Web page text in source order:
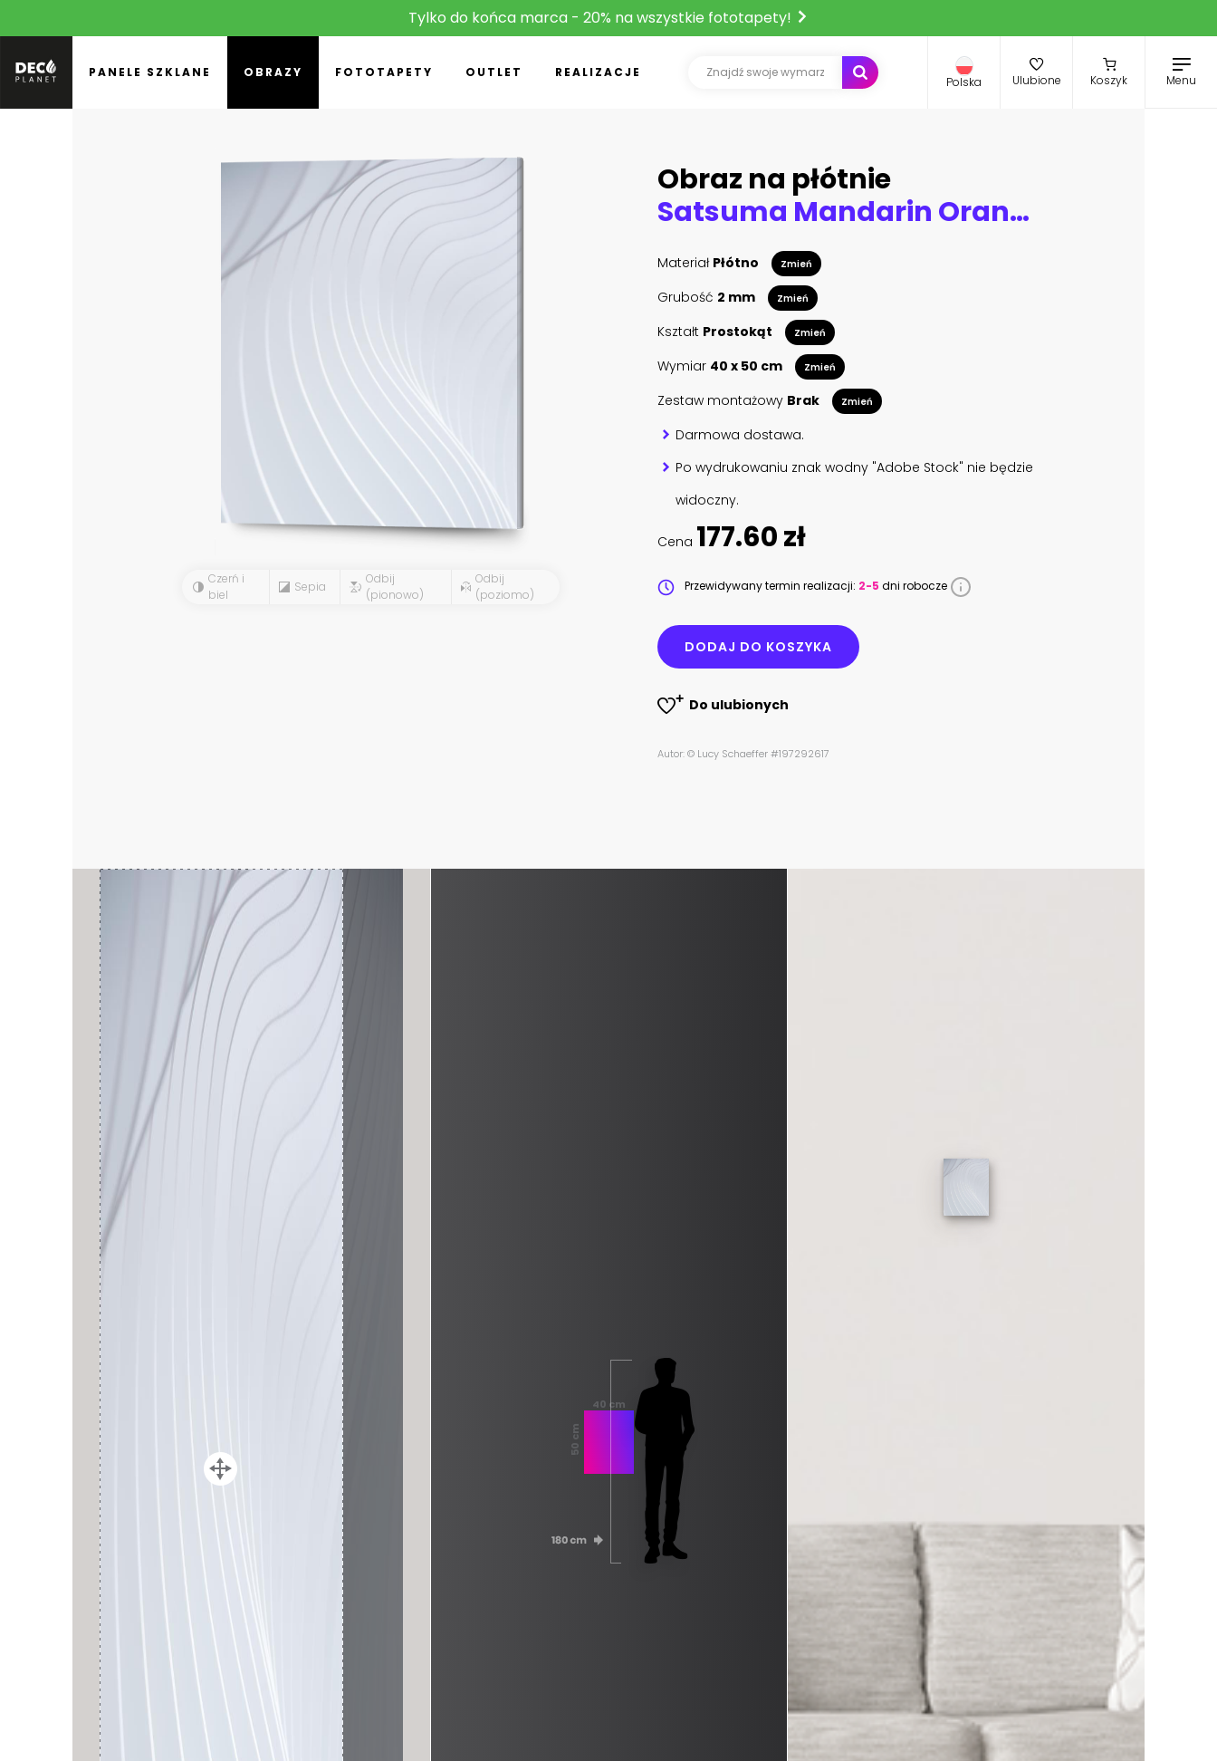
Tylko do końca marca - 20% na wszystkie fototapety!
PANELE SZKLANE OBRAZY FOTOTAPETY OUTLET REALIZACJE
Polska Ulubione Koszyk Menu
Czerń i
biel
Sepia
Odbij
(pionowo)
Odbij
(poziomo)
Obraz na płótnie
Satsuma Mandarin Oranges with Leaves on Blue Background
Materiał Płótno Zmień
Grubość 2 mm Zmień
Kształt Prostokąt Zmień
Wymiar 40 x 50 cm Zmień
Zestaw montażowy Brak Zmień
Darmowa dostawa.
Po wydrukowaniu znak wodny "Adobe Stock" nie będzie
widoczny.
Cena 177.60 zł
Przewidywany termin realizacji: 2-5 dni robocze
DODAJ DO KOSZYKA
Do ulubionych
Autor: © Lucy Schaeffer #197292617
40 cm
50 cm